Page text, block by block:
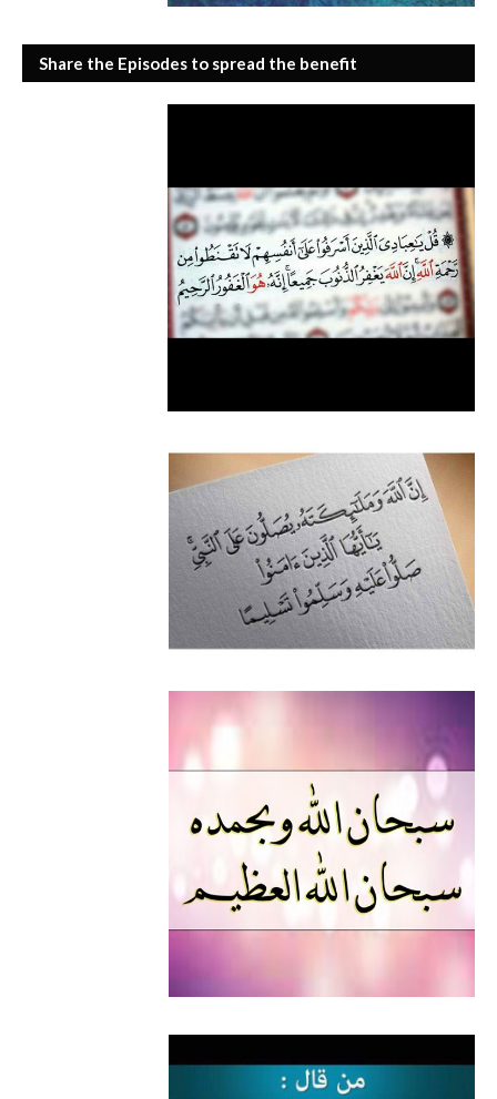
Share the Episodes to spread the benefit